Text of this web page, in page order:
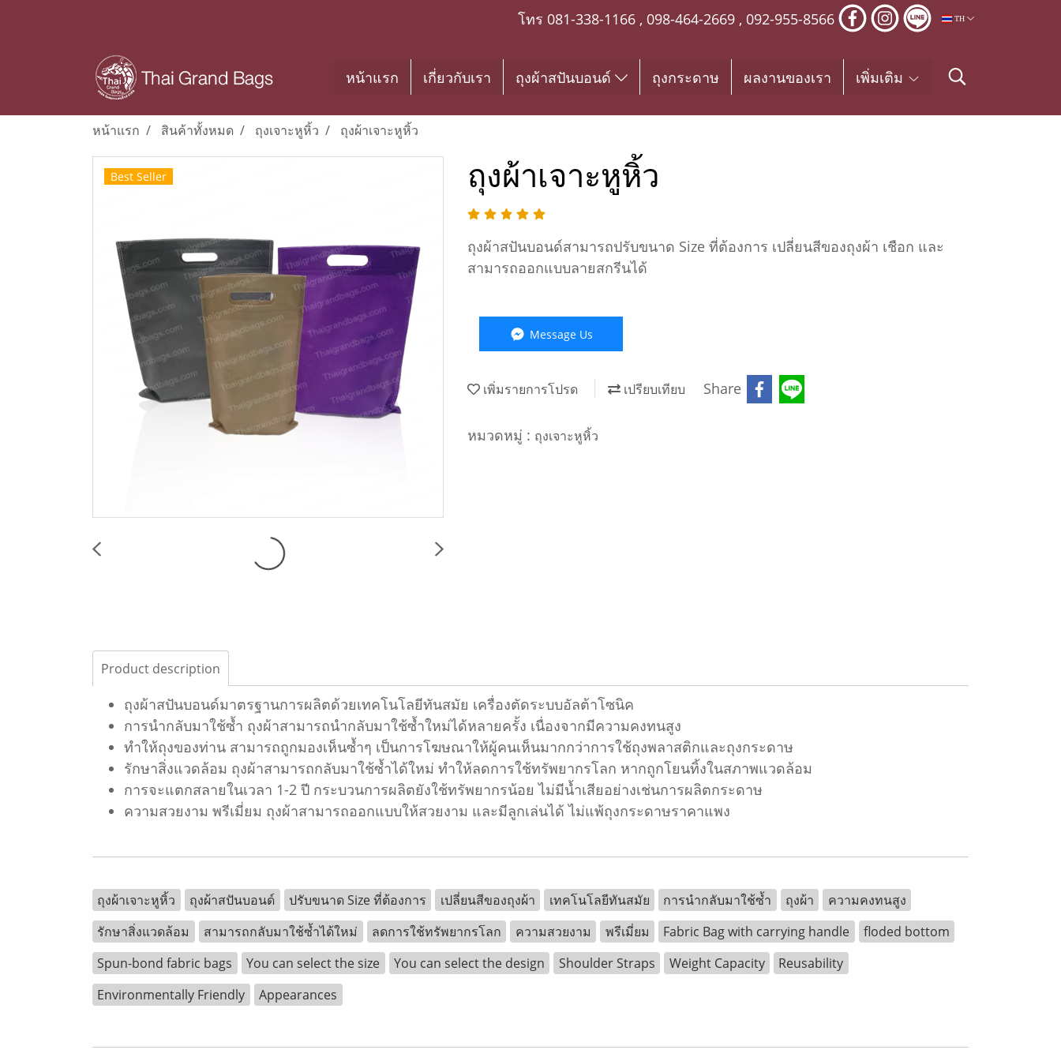
โทร 081-338-1166, 098-464-2669, 092-955-8566 TH
หน้าแรก เกี่ยวกับเรา ถุงผ้าสปันบอนด์ ถุงกระดาษ ผลงานของเรา เพิ่มเติม
หน้าแรก สินค้าทั้งหมด ถุงเจาะหูหิ้ว ถุงผ้าเจาะหูหิ้ว
Best Seller ถุงผ้าเจาะหูหิ้ว
ถุงผ้าสปันบอนด์สามารถปรับขนาด Size ที่ต้องการ เปลี่ยนสีของถุงผ้า เชือก และ
สามารถออกแบบลายสกรีนได้
Message Us
เพิ่มรายการโปรด เปรียบเทียบ Share
หมวดหมู่ : ถุงเจาะหูหิ้ว
Product description
ถุงผ้าสปันบอนด์มาตรฐานการผลิตด้วยเทคโนโลยีทันสมัย เครื่องตัดระบบอัลต้าโซนิค
การนำกลับมาใช้ซ้ำ ถุงผ้าสามารถนำกลับมาใช้ซ้ำใหม่ได้หลายครั้ง เนื่องจากมีความคงทนสูง
ทำให้ถุงของท่าน สามารถถูกมองเห็นซ้ำๆ เป็นการโฆษณาให้ผู้คนเห็นมากกว่าการใช้ถุงพลาสติกและถุงกระดาษ
รักษาสิ่งแวดล้อม ถุงผ้าสามารถกลับมาใช้ซ้ำได้ใหม่ ทำให้ลดการใช้ทรัพยากรโลก หากถูกโยนทิ้งในสภาพแวดล้อม
การจะแตกสลายในเวลา 1-2 ปี กระบวนการผลิตยังใช้ทรัพยากรน้อย ไม่มีน้ำเสียอย่างเช่นการผลิตกระดาษ
ความสวยงาม พรีเมี่ยม ถุงผ้าสามารถออกแบบให้สวยงาม และมีลูกเล่นได้ ไม่แพ้ถุงกระดาษราคาแพง
ถุงผ้าเจาะหูหิ้ว ถุงผ้าสปันบอนด์ ปรับขนาด Size ที่ต้องการ เปลี่ยนสีของถุงผ้า เทคโนโลยีทันสมัย การนำกลับมาใช้ซ้ำ ถุงผ้า
ความคงทนสูง
รักษาสิ่งแวดล้อม
สามารถกลับมาใช้ซ้ำได้ใหม่ ลดการใช้ทรัพยากรโลก ความสวยงาม พรีเมี่ยม Fabric Bag with carrying handle
floded bottom
Spun-bond fabric bags
You can select the size You can select the design Shoulder Straps Weight Capacity
Reusability
Environmentally Friendly
Appearances